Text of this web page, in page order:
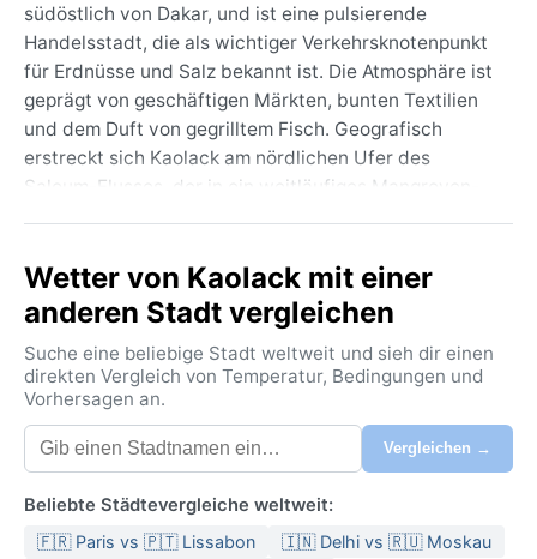
südöstlich von Dakar, und ist eine pulsierende
Handelsstadt, die als wichtiger Verkehrsknotenpunkt
für Erdnüsse und Salz bekannt ist. Die Atmosphäre ist
geprägt von geschäftigen Märkten, bunten Textilien
und dem Duft von gegrilltem Fisch. Geografisch
erstreckt sich Kaolack am nördlichen Ufer des
Saloum-Flusses, der in ein weitläufiges Mangroven-
Hafenpromenade und die nahe gelegenen Saloum-
Inseln, die für ihre Vogelwelt und ruhigen Lagunen
geschätzt werden. Das Stadtbild verbindet koloniale
Bausubstanz mit modernen Betonbauten, während
die Einheimischen für ihre Gastfreundschaft und ihre
lebendige Musikszene bekannt sind.
Kaolack herrscht ein heißes halbtrockenes Klima
Temperaturschwankungen zwischen Trocken- und
Regenzeit. Die Sommer sind glühend heiß: Von März
Wetter von Kaolack mit einer
anderen Stadt vergleichen
Suche eine beliebige Stadt weltweit und sieh dir einen
direkten Vergleich von Temperatur, Bedingungen und
Vorhersagen an.
Vergleichen →
Beliebte Städtevergleiche weltweit:
🇫🇷 Paris vs 🇵🇹 Lissabon
🇮🇳 Delhi vs 🇷🇺 Moskau